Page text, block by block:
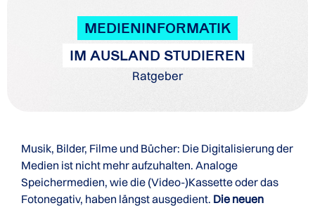
MEDIENINFORMATIK
IM AUSLAND STUDIEREN
Ratgeber
Musik, Bilder, Filme und Bücher: Die Digitalisierung der
Medien ist nicht mehr aufzuhalten. Analoge
Speichermedien, wie die (Video-)Kassette oder das
Fotonegativ, haben längst ausgedient. Die neuen